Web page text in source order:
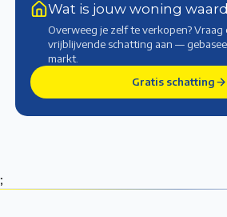
Wat is jouw woning
Overweeg je zelf te verkopen? Vraag
vrijblijvende schatting aan —
markt.
Gratis schatting
;